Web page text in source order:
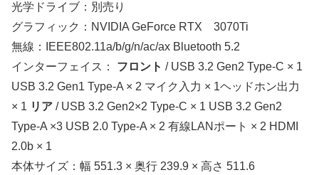
光学ドライブ：別売り
グラフィック：NVIDIA GeForce RTX 3070Ti
無線：IEEE802.11a/b/g/n/ac/ax Bluetooth 5.2
インターフェイス： フロント / USB 3.2 Gen2 Type-C × 1
USB 3.2 Gen1 Type-A × 2 マイク入力 × 1ヘッドホン出力
× 1 リア / USB 3.2 Gen2×2 Type-C × 1 USB 3.2 Gen2
Type-A ×3 USB 2.0 Type-A × 2 有線LANポート × 2 HDMI
2.0b × 1
本体サイズ：幅 551.3 × 奥行 239.9 × 高さ 511.6